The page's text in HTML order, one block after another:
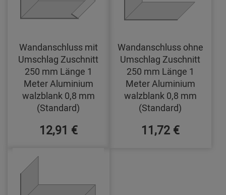
Wandanschluss mit
Umschlag Zuschnitt
250 mm Länge 1
Meter Aluminium
walzblank 0,8 mm
(Standard)
12,91 €
Wandanschluss ohne
Umschlag Zuschnitt
250 mm Länge 1
Meter Aluminium
walzblank 0,8 mm
(Standard)
11,72 €